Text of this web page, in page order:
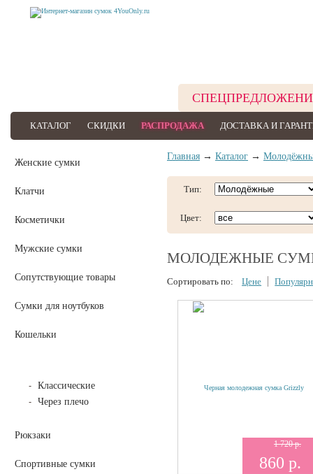
КАТАЛОГ СКИДКИ РАСПРОДАЖА ДОСТАВКА И
Женские сумки
Клатчи
Косметички
Мужские сумки
Сопутствующие товары
Сумки для ноутбуков
Кошельки
Классические
Через плечо
Рюкзаки
Спортивные сумки
Главная → Каталог →
Тип:
Цвет:
МОЛОДЕЖНЫЕ
Сортировать по: Цене
1 720 р.
860 р.